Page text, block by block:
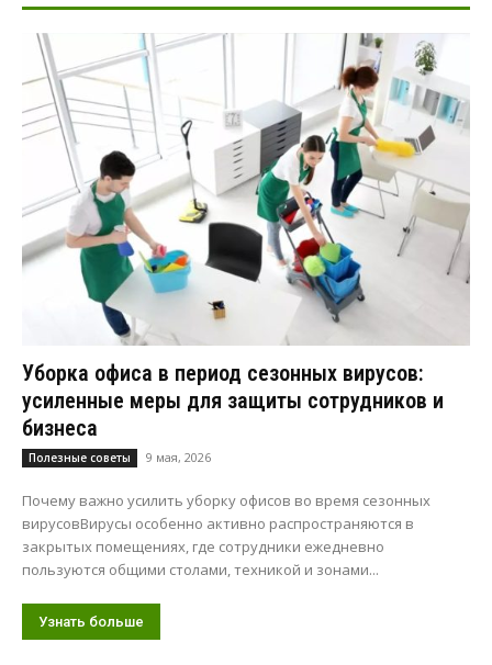
Уборка офиса в период сезонных вирусов:
усиленные меры для защиты сотрудников и
бизнеса
Полезные советы 9 мая, 2026
Почему важно усилить уборку офисов во время сезонных
вирусовВирусы особенно активно распространяются в
закрытых помещениях, где сотрудники ежедневно
пользуются общими столами, техникой и зонами...
Узнать больше